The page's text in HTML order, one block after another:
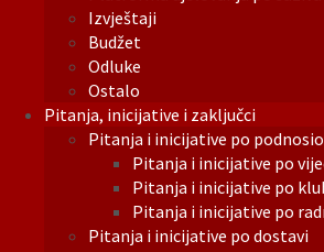
Izvještaji
Budžet
Odluke
Ostalo
Pitanja, inicijative i zaključci
Pitanja i inicijative po
Pitanja i inicijative po
Pitanja i inicijative po
Pitanja i inicijative po
Pitanja i inicijative po dostavi